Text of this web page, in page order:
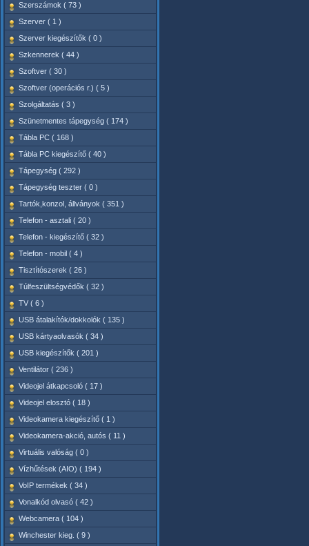
Szerszámok ( 73 )
Szerver ( 1 )
Szerver kiegészítők ( 0 )
Szkennerek ( 44 )
Szoftver ( 30 )
Szoftver (operációs r.) ( 5 )
Szolgáltatás ( 3 )
Szünetmentes tápegység ( 174 )
Tábla PC ( 168 )
Tábla PC kiegészítő ( 40 )
Tápegység ( 292 )
Tápegység teszter ( 0 )
Tartók,konzol, állványok ( 351 )
Telefon - asztali ( 20 )
Telefon - kiegészítő ( 32 )
Telefon - mobil ( 4 )
Tisztítószerek ( 26 )
Túlfeszültségvédők ( 32 )
TV ( 6 )
USB átalakítók/dokkolók ( 135 )
USB kártyaolvasók ( 34 )
USB kiegészítők ( 201 )
Ventilátor ( 236 )
Videojel átkapcsoló ( 17 )
Videojel elosztó ( 18 )
Videokamera kiegészítő ( 1 )
Videokamera-akció, autós ( 11 )
Virtuális valóság ( 0 )
Vízhűtések (AIO) ( 194 )
VoIP termékek ( 34 )
Vonalkód olvasó ( 42 )
Webcamera ( 104 )
Winchester kieg. ( 9 )